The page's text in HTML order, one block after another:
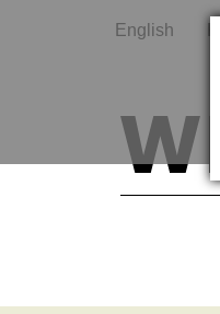
English